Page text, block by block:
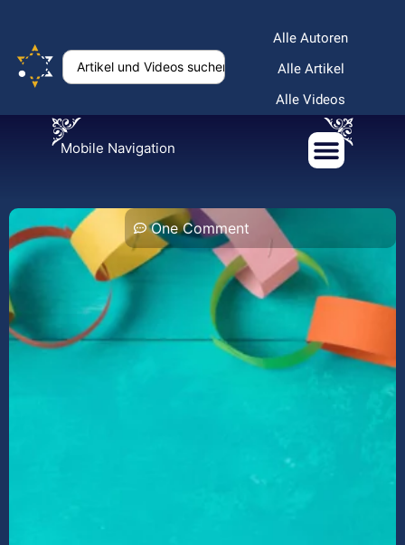
Alle Autoren
Alle Artikel
Alle Videos
Mobile Navigation
One Comment